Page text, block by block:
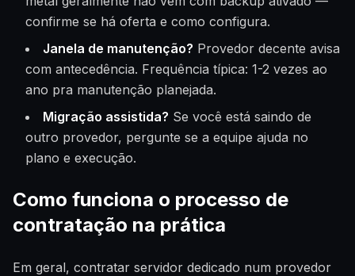
confirme se há oferta e como configura.
Janela de manutenção? Provedor decente avisa
com antecedência. Frequência típica: 1-2 vezes ao
ano pra manutenção planejada.
Migração assistida? Se você está saindo de
outro provedor, pergunte se a equipe ajuda no
plano e execução.
Como funciona o processo de
contratação na prática
Em geral, contratar servidor dedicado num provedor